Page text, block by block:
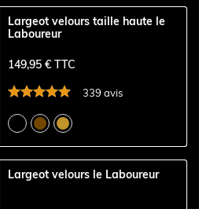
Largeot velours taille haute le
Laboureur
149,95 € TTC
339 avis
Largeot velours le Laboureur